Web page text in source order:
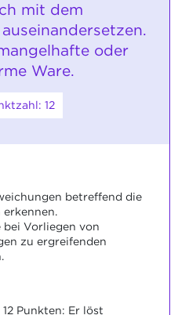
mit dem
oder
Ware.
12
betreffend die
bei Vorliegen von
zu ergreifenden
Punkten: Er löst